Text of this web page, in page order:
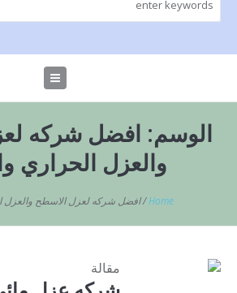
الوسم: افضل شركه
والعزل الحراري
Home
/افضل شركه لعزل الاسطح والعزل
مقالة